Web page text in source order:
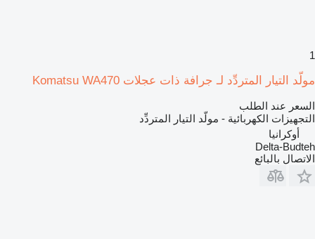
1
مولّد التيار المتردِّد لـ جرافة ذات عجلات Komatsu WA470
السعر عند الطلب
التجهيزات الكهربائية - مولّد التيار المتردِّد
أوكرانيا
Delta-Budteh
الاتصال بالبائع